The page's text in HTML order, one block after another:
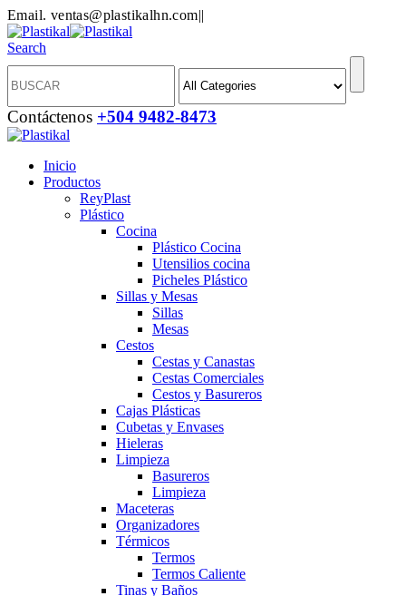
Email. ventas@plastikalhn.com||
Search
Contáctenos +504 9482-8473
Inicio
Productos
ReyPlast
Plástico
Cocina
Plástico Cocina
Utensilios cocina
Picheles Plástico
Sillas y Mesas
Sillas
Mesas
Cestos
Cestas y Canastas
Cestas Comerciales
Cestos y Basureros
Cajas Plásticas
Cubetas y Envases
Hieleras
Limpieza
Basureros
Limpieza
Maceteras
Organizadores
Térmicos
Termos
Termos Caliente
Tinas y Baños